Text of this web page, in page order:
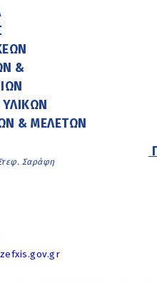
&
& ΜΕΛΕΤΩΝ
Σαράφη